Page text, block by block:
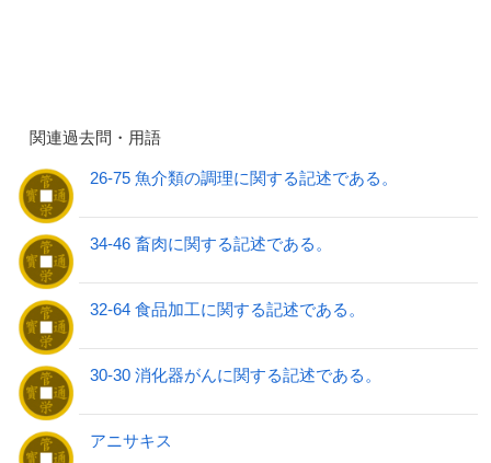
関連過去問・用語
26-75 魚介類の調理に関する記述である。
34-46 畜肉に関する記述である。
32-64 食品加工に関する記述である。
30-30 消化器がんに関する記述である。
アニサキス